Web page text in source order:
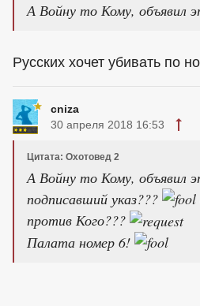
А Войну то Кому, объявил
Русских хочет убивать по
cniza
30 апреля 2018 16:53
Цитата: Охотовед 2
А Войну то Кому, объявил
подписавший указ???
против Кого???
Палата номер 6!